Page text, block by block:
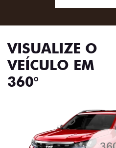
VISUALIZE O
VEÍCULO EM
360°